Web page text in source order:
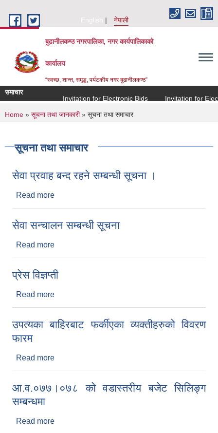
English
नेपाली
बुढानीलकण्ठ नगरपालिका, नगर कार्यपालिकाको
कार्यालय
“स्वच्छ, शान्त, समृद्ध, पर्यटकीय नगर बुढानीलकण्ठ”
समाचार
Invitation for Electronic Bids
Invitation for
You are here
Home » सूचना तथा जानकारी» सूचना तथा समाचार
सूचना तथा समाचार
सेवा प्रवाह बन्द रहने सम्बन्धी सूचना ।
Read more
सेवा सन्चालन सम्बन्धी सूचना
Read more
प्रेस विज्ञप्ती
Read more
उपत्यका बाहिरबाट फर्कीएका व्यक्तीहरुको विवरण
फारम
Read more
आ.व.०७७।०७८ को वडास्तरीय बजेट सिलिङ्ग
सम्बन्धमा
Read more